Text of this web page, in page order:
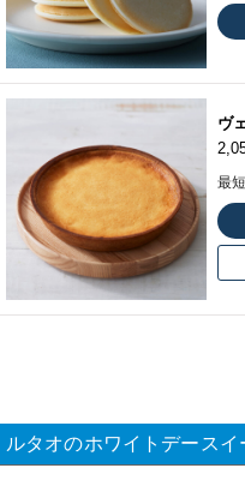
ヴ
最
ルタオのホワイトデース